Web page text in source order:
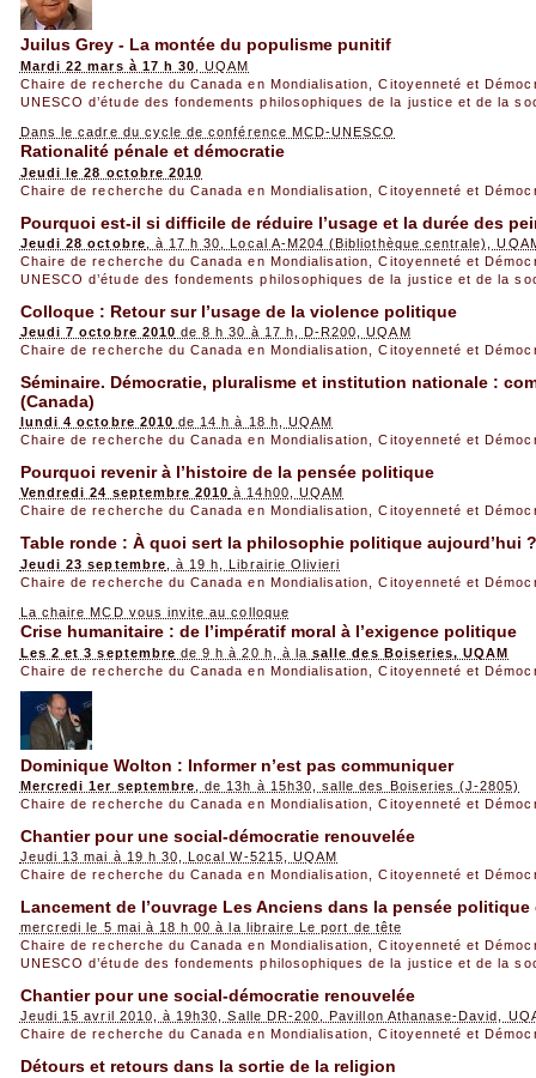
Juilus Grey - La montée du populisme punitif
Mardi 22 mars à 17 h 30 , UQAM
Chaire de recherche du Canada en Mondialisation, Citoyenneté et
UNESCO d’étude des fondements philosophiques de la justice et de la
Dans le cadre du cycle de conférence MCD‐UNESCO
Rationalité pénale et démocratie
Jeudi le 28 octobre 2010
Chaire de recherche du Canada en Mondialisation, Citoyenneté et
Pourquoi est-il si difficile de réduire l’usage et la durée des
Jeudi 28 octobre , à 17 h 30, Local A-M204 (Bibliothèque centrale),
Chaire de recherche du Canada en Mondialisation, Citoyenneté et
UNESCO d’étude des fondements philosophiques de la justice et de la
Colloque : Retour sur l’usage de la violence politique
Jeudi 7 octobre 2010 de 8 h 30 à 17 h, D-R200, UQAM
Chaire de recherche du Canada en Mondialisation, Citoyenneté et
Séminaire. Démocratie, pluralisme et institution nationale :
(Canada)
lundi 4 octobre 2010 de 14 h à 18 h, UQAM
Chaire de recherche du Canada en Mondialisation, Citoyenneté et
Pourquoi revenir à l’histoire de la pensée politique
Vendredi 24 septembre 2010 à 14h00, UQAM
Chaire de recherche du Canada en Mondialisation, Citoyenneté et
Table ronde : À quoi sert la philosophie politique aujourd’hui ?
Jeudi 23 septembre , à 19 h, Librairie Olivieri
Chaire de recherche du Canada en Mondialisation, Citoyenneté et
La chaire MCD vous invite au colloque
Crise humanitaire : de l’impératif moral à l’exigence politique
Les 2 et 3 septembre de 9 h à 20 h, à lasalle des Boiseries, UQAM
Chaire de recherche du Canada en Mondialisation, Citoyenneté et
Dominique Wolton : Informer n’est pas communiquer
Mercredi 1er septembre , de 13h à 15h30, salle des Boiseries (J-2805)
Chaire de recherche du Canada en Mondialisation, Citoyenneté et
Chantier pour une social-démocratie renouvelée
Jeudi 13 mai à 19 h 30, Local W-5215, UQAM
Chaire de recherche du Canada en Mondialisation, Citoyenneté et
Lancement de l’ouvrage Les Anciens dans la pensée
mercredi le 5 mai à 18 h 00 à la libraire Le port de tête
Chaire de recherche du Canada en Mondialisation, Citoyenneté et
UNESCO d’étude des fondements philosophiques de la justice et de la
Chantier pour une social-démocratie renouvelée
Jeudi 15 avril 2010, à 19h30, Salle DR-200, Pavillon Athanase-David,
Chaire de recherche du Canada en Mondialisation, Citoyenneté et
Détours et retours dans la sortie de la religion